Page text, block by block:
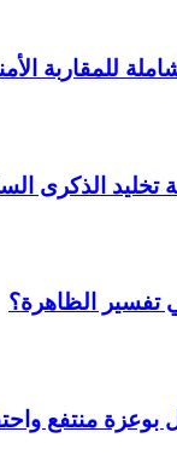
للمقاربة
تخليد
تفسير الظاهرة؟
منتفع